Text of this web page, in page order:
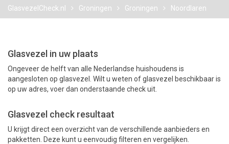
GLASVEZEL ALTERNATIEVEN
GlasvezelCheck.nl Groningen Groningen Noordlaren
Glasvezel in uw plaats
Ongeveer de helft van alle Nederlandse huishoudens is
aangesloten op glasvezel. Wilt u weten of glasvezel beschikbaar is
op uw adres, voer dan onderstaande check uit.
Glasvezel check resultaat
U krijgt direct een overzicht van de verschillende aanbieders en
pakketten. Deze kunt u eenvoudig filteren en vergelijken.